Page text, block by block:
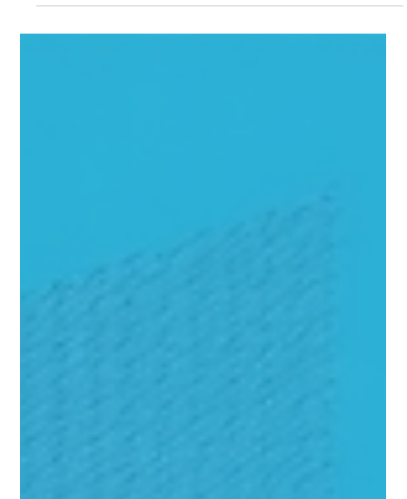
KI Marketing Ethik &
Risiken in der Schweiz: